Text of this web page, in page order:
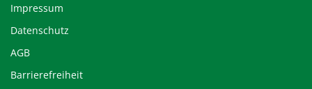
Impressum
Datenschutz
AGB
Barrierefreiheit